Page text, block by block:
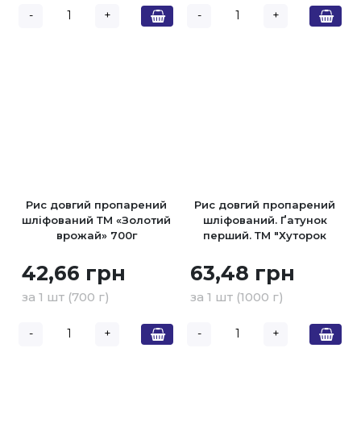
- + - +
Рис довгий пропарений
шліфований ТМ «Золотий
врожай» 700г
42,66 грн
за 1 шт (700 г)
- +
Рис довгий пропарений
шліфований. Ґатунок
перший. ТМ "Хуторок
63,48 грн
за 1 шт (1000 г)
- +